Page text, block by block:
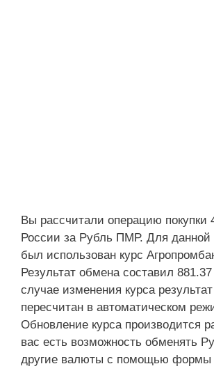
Вы рассчитали операцию покупки
России за Рубль ПМР. Для данной
был использован курс
Результат обмена составил
случае изменения курса
пересчитан в автоматическом
Обновление курса производится
вас есть возможность обменять
другие валюты с помощью формы